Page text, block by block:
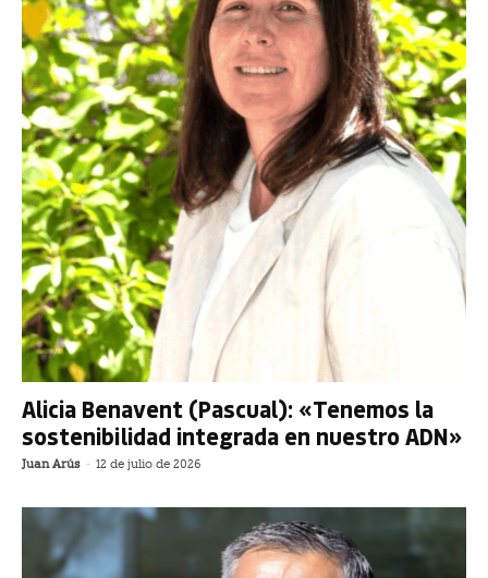
Alicia Benavent (Pascual): «Tenemos la
sostenibilidad integrada en nuestro ADN»
Juan Arús - 12 de julio de 2026